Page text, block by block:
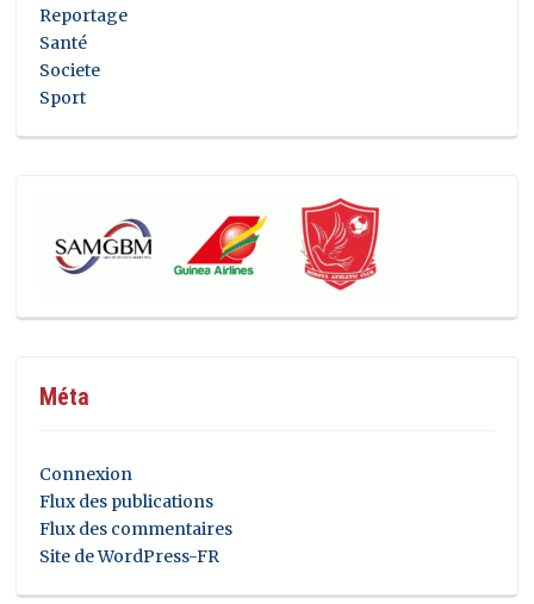
Reportage
Santé
Societe
Sport
Méta
Connexion
Flux des publications
Flux des commentaires
Site de WordPress-FR